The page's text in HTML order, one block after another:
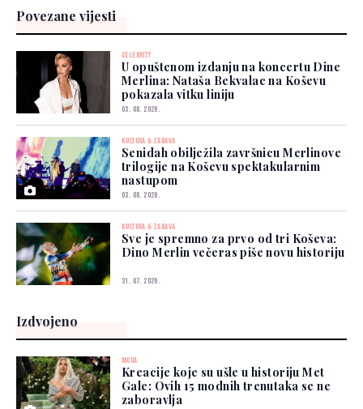
Povezane vijesti
CELEBRITY
U opuštenom izdanju na koncertu Dine
Merlina: Nataša Bekvalac na Koševu
pokazala vitku liniju
03. 08. 2026.
KULTURA & ZABAVA
Senidah obilježila završnicu Merlinove
trilogije na Koševu spektakularnim
nastupom
03. 08. 2026.
KULTURA & ZABAVA
Sve je spremno za prvo od tri Koševa:
Dino Merlin večeras piše novu historiju
31. 07. 2026.
Izdvojeno
MODA
Kreacije koje su ušle u historiju Met
Gale: Ovih 15 modnih trenutaka se ne
zaboravlja